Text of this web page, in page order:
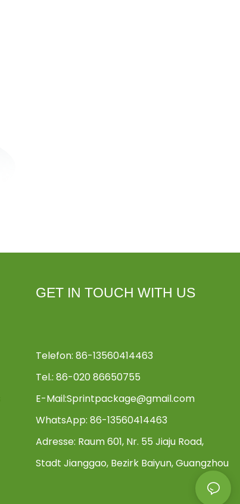
GET IN TOUCH WITH US
Telefon: 86-13560414463
Tel.: 86-020 86650755
E-Mail:Sprintpackage@gmail.com
WhatsApp: 86-13560414463
Adresse: Raum 601, Nr. 55 Jiaju Road,
Stadt Jianggao, Bezirk Baiyun, Guangzhou